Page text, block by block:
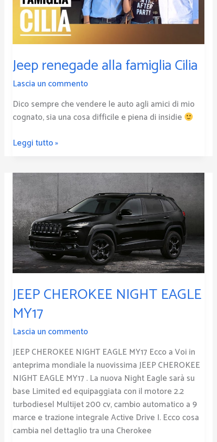
Jeep renegade alla famiglia Cilia
Lascia un commento
Dico sempre che vendere le auto agli amici di mio
cognato, sia una cosa difficile e piena di insidie
Leggi tutto »
JEEP CHEROKEE NIGHT EAGLE
MY17
Lascia un commento
JEEP CHEROKEE NIGHT EAGLE MY17 Ecco a Voi in
anteprima mondiale la nuovissima JEEP CHEROKEE
NIGHT EAGLE MY17 . La nuova Night Eagle sarà su
base Limited ed equipaggiata con il motore 2.2
turbodiesel Multijet 200 cv, cambio automatico a 9
marce e trazione integrale Active Drive I. Ecco cosa
cambia nel dettaglio tra una Cherokee
JEEP
CHEROKEE
NIGHT
EAGLE
MY17